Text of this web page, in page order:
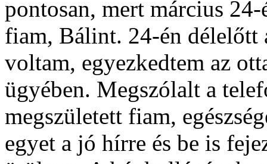
pontosan, mert március
fiam, Bálint. 24-én délelőtt
voltam, egyezkedtem az
ügyében. Megszólalt a
megszületett fiam,
egyet a jó hírre és be is